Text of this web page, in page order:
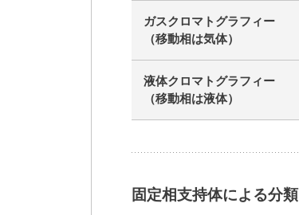
ガスクロマトグラフィー
（移動相は気体）
液体クロマトグラフィー
（移動相は液体）
固定相支持体による分類